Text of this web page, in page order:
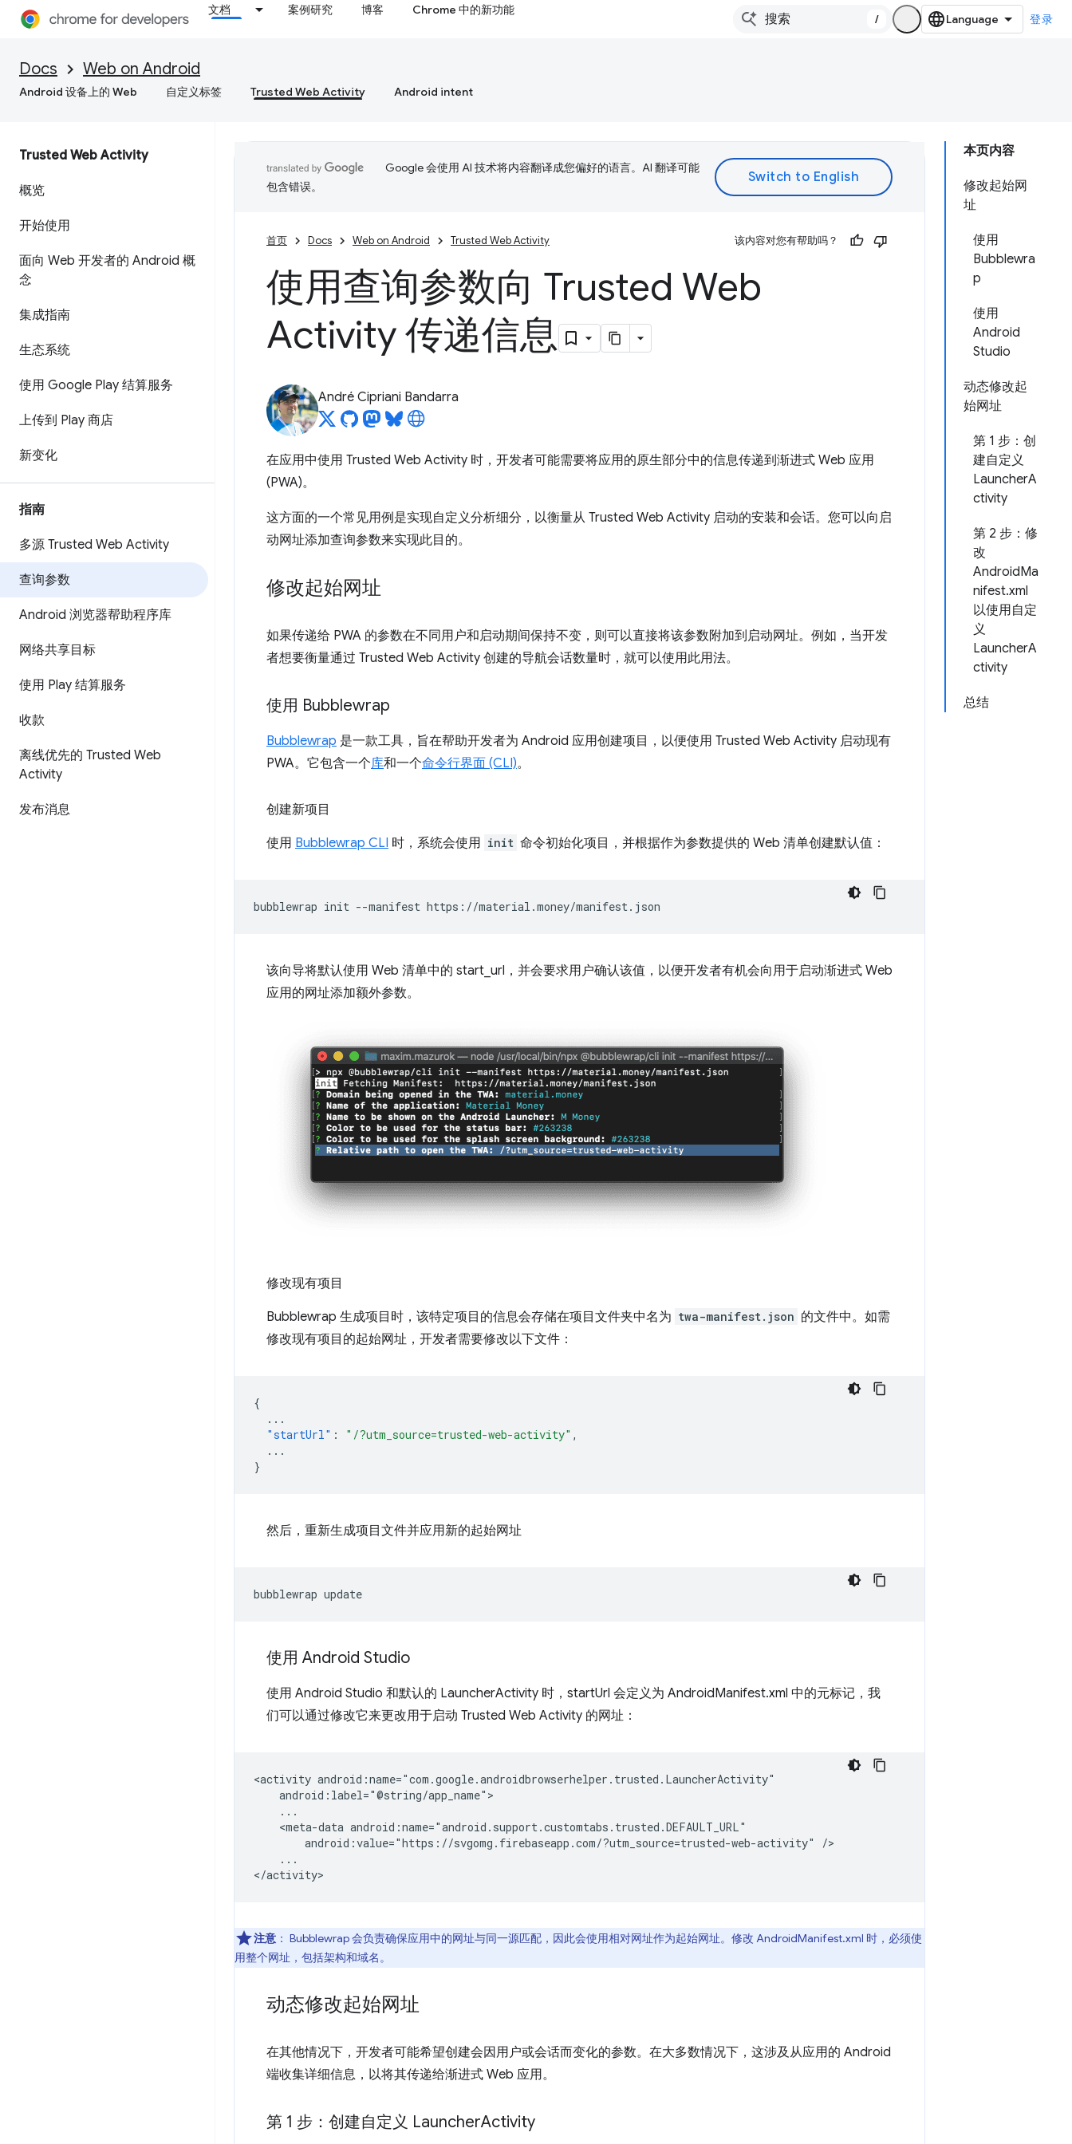
文档 案例研究 博客 Chrome 中的新功能
/ 登录
Docs Web on Android
Android 设备上的 Web 自定义标签 Trusted Web Activity Android intent
Trusted Web Activity
概览
开始使用
面向 Web 开发者的 Android 概
念
集成指南
生态系统
使用 Google Play 结算服务
上传到 Play 商店
新变化
指南
多源 Trusted Web Activity
查询参数
Android 浏览器帮助程序库
网络共享目标
使用 Play 结算服务
收款
离线优先的 Trusted Web
Activity
发布消息
本页内容
修改起始网
址
使用
Bubblewra
p
使用
Android
Studio
动态修改起
始网址
第 1 步：创
建自定义
LauncherA
ctivity
第 2 步：修
改
AndroidMa
nifest.xml
以使用自定
义
LauncherA
ctivity
总结
Google 会使用 AI 技术将内容翻译成您偏好的语言。AI 翻译可能
包含错误。
首页 Docs Web on Android Trusted Web Activity 该内容对您有帮助吗？
使用查询参数向 Trusted Web
Activity 传递信息
André Cipriani Bandarra
在应用中使用 Trusted Web Activity 时，开发者可能需要将应用的原生部分中的信息传递到渐进式 Web 应用
(PWA)。
这方面的一个常见用例是实现自定义分析细分，以衡量从 Trusted Web Activity 启动的安装和会话。您可以向启
动网址添加查询参数来实现此目的。
修改起始网址
如果传递给 PWA 的参数在不同用户和启动期间保持不变，则可以直接将该参数附加到启动网址。例如，当开发
者想要衡量通过 Trusted Web Activity 创建的导航会话数量时，就可以使用此用法。
使用 Bubblewrap
Bubblewrap 是一款工具，旨在帮助开发者为 Android 应用创建项目，以便使用 Trusted Web Activity 启动现有
PWA。它包含一个库和一个命令行界面 (CLI)。
创建新项目
使用 Bubblewrap CLI 时，系统会使用 init 命令初始化项目，并根据作为参数提供的 Web 清单创建默认值：
bubblewrap init --manifest
该向导将默认使用 Web 清单中的 start_url，并会要求用户确认该值，以便开发者有机会向用于启动渐进式 Web
应用的网址添加额外参数。
修改现有项目
Bubblewrap 生成项目时，该特定项目的信息会存储在项目文件夹中名为 twa-manifest.json 的文件中。如需
修改现有项目的起始网址，开发者需要修改以下文件：
{
...
"startUrl" : "/?utm_source=trusted-web-activity" ,
...
}
然后，重新生成项目文件并应用新的起始网址
bubblewrap
使用 Android Studio
使用 Android Studio 和默认的 LauncherActivity 时，startUrl 会定义为 AndroidManifest.xml 中的元标记，我
们可以通过修改它来更改用于启动 Trusted Web Activity 的网址：
<activity
<meta-data
android:value="https://svgomg.firebaseapp.com/?utm_source=trusted-web-activity"
...
注意 ： Bubblewrap 会负责确保应用中的网址与同一源匹配，因此会使用相对网址作为起始网址。修改 AndroidManifest.xml 时，必须使
用整个网址，包括架构和域名。
动态修改起始网址
在其他情况下，开发者可能希望创建会因用户或会话而变化的参数。在大多数情况下，这涉及从应用的 Android
端收集详细信息，以将其传递给渐进式 Web 应用。
第 1 步：创建自定义 LauncherActivity